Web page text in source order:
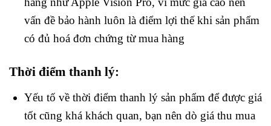
vấn đề bảo hành luôn là điểm lợi thế khi sản phẩm
có đủ hoá đơn chứng từ mua hàng
Thời điểm thanh lý:
Yếu tố về thời điểm thanh lý sản phẩm để được giá
tốt cũng khá khách quan, bạn nên dò giá thu mua